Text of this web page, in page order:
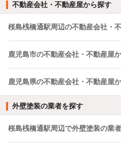
不動産会社・不動産屋から探す
桜島桟橋通駅周辺の不動産会社・
鹿児島市の不動産会社・不動産屋
鹿児島県の不動産会社・不動産屋
外壁塗装の業者を探す
桜島桟橋通駅周辺で外壁塗装の業